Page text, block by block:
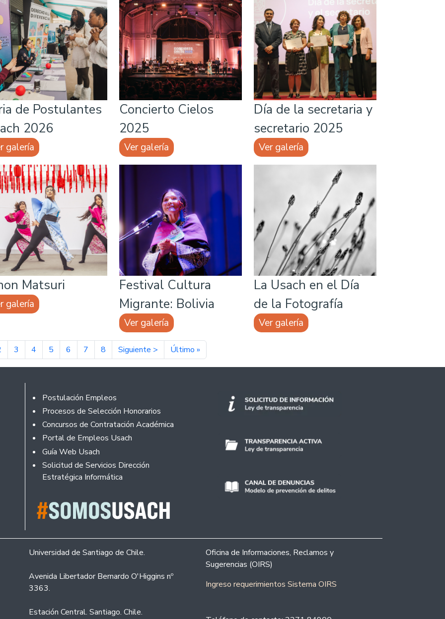
de Postulantes
2026
galería
Concierto Cielos
2025
Ver galería
Día de la secretaria y
secretario 2025
Ver galería
Matsuri
galería
Festival Cultura
Migrante: Bolivia
Ver galería
La Usach en el Día
de la Fotografía
Ver galería
actualPágina
3 Página
4 Página
5 Página
6 Página
7 Página
8 Siguiente página
Siguiente > Última página
Último »
Footer
Postulación Empleos
Procesos de Selección Honorarios
Concursos de Contratación Académica
Portal de Empleos Usach
Guía Web Usach
Solicitud de Servicios Dirección
Estratégica Informática
Universidad de Santiago de Chile.
Avenida Libertador Bernardo O'Higgins nº
3363.
Estación Central. Santiago. Chile.
Oficina de Informaciones, Reclamos y
Sugerencias (OIRS)
Ingreso requerimientos Sistema OIRS